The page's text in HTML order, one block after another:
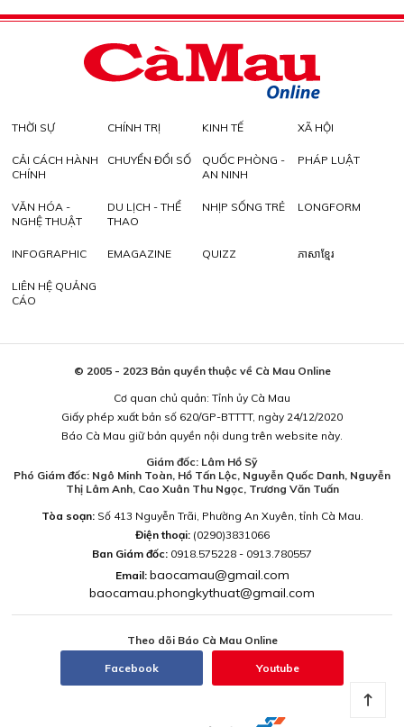
THỜI SỰ CHÍNH TRỊ KINH TẾ XÃ HỘI
CẢI CÁCH HÀNH
CHÍNH
CHUYỂN ĐỔI SỐ
QUỐC PHÒNG -
AN NINH
PHÁP LUẬT
VĂN HÓA -
NGHỆ THUẬT
DU LỊCH - THỂ
THAO
NHỊP SỐNG TRẺ LONGFORM
INFOGRAPHIC EMAGAZINE QUIZZ ភាសាខ្មែរ
LIÊN HỆ QUẢNG
CÁO
© 2005 - 2023 Bản quyền thuộc về Cà Mau Online
Cơ quan chủ quản: Tỉnh ủy Cà Mau
Giấy phép xuất bản số 620/GP-BTTTT, ngày 24/12/2020
Báo Cà Mau giữ bản quyền nội dung trên website này.
Giám đốc: Lâm Hồ Sỹ
Phó Giám đốc: Ngô Minh Toàn, Hồ Tấn Lộc, Nguyễn Quốc Danh, Nguyễn
Thị Lâm Anh, Cao Xuân Thu Ngọc, Trương Văn Tuấn
Tòa soạn:Số 413 Nguyễn Trãi, Phường An Xuyên, tỉnh Cà Mau.
Điện thoại: (0290)3831066
Ban Giám đốc: 0918.575228 - 0913.780557
Email: baocamau@gmail.com
baocamau.phongkythuat@gmail.com
Theo dõi Báo Cà Mau Online
Facebook Youtube